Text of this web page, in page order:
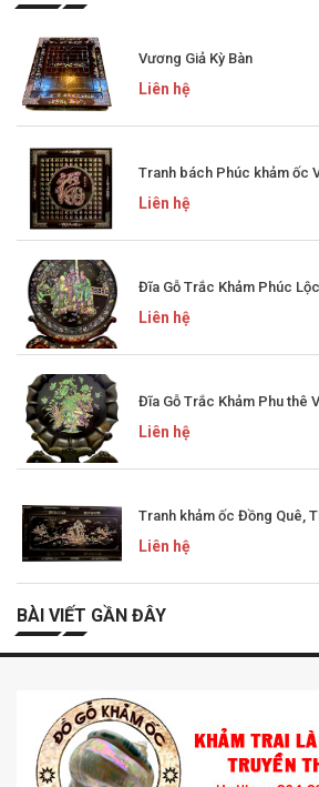
Vương Giả Kỳ Bàn
Liên hệ
Tranh bách Phúc khảm ốc
Liên hệ
Đĩa Gỗ Trắc Khảm Phúc
Liên hệ
Đĩa Gỗ Trắc Khảm Phu thê
Liên hệ
Tranh khảm ốc Đồng Quê,
Liên hệ
BÀI VIẾT GẦN ĐÂY